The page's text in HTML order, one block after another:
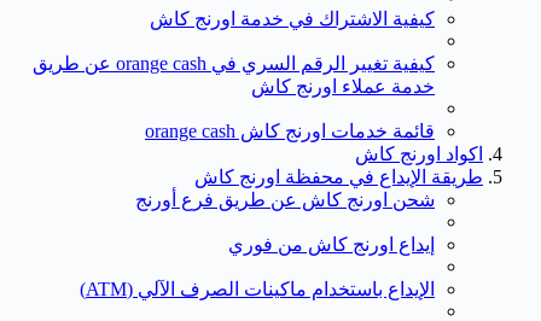
كيفية الاشتراك في خدمة اورنج كاش
كيفية تغيير الرقم السري في orange cash عن طريق
خدمة عملاء اورنج كاش
قائمة خدمات اورنج كاش orange cash
اكواد اورنج كاش
طريقة الإيداع في محفظة اورنج كاش
شحن اورنج كاش عن طريق فرع أورنج
إيداع اورنج كاش من فوري
الإيداع باستخدام ماكينات الصرف الآلي (ATM)